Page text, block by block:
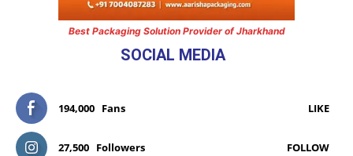
Best Packaging Solution Provider of Jharkhand
SOCIAL MEDIA
194,000 Fans LIKE
27,500 Followers FOLLOW